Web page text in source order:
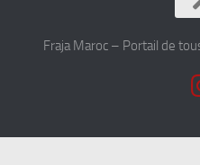
Fraja Maroc – Portail de